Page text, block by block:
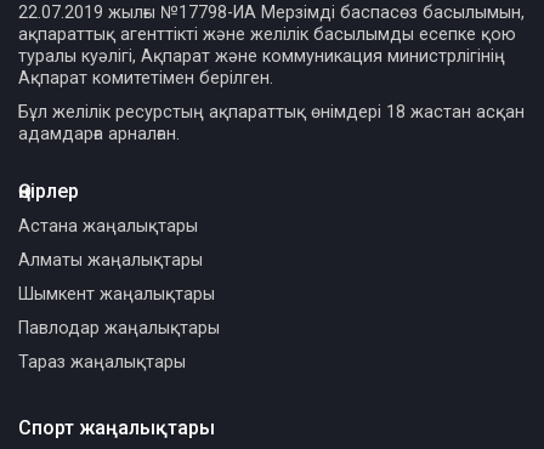
22.07.2019 жылғы №17798-ИА Мерзімді баспасөз басылымын,
ақпараттық агенттікті және желілік басылымды есепке қою
туралы куәлігі, Ақпарат және коммуникация министрлігінің
Ақпарат комитетімен берілген.
Бұл желілік ресурстың ақпараттық өнімдері 18 жастан асқан
адамдарға арналған.
Өңірлер
Астана жаңалықтары
Алматы жаңалықтары
Шымкент жаңалықтары
Павлодар жаңалықтары
Тараз жаңалықтары
Спорт жаңалықтары